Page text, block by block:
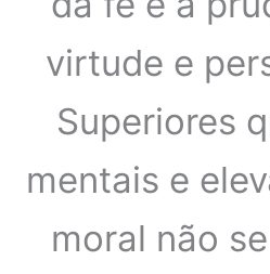
virtude e
Superiores
mentais e
moral não